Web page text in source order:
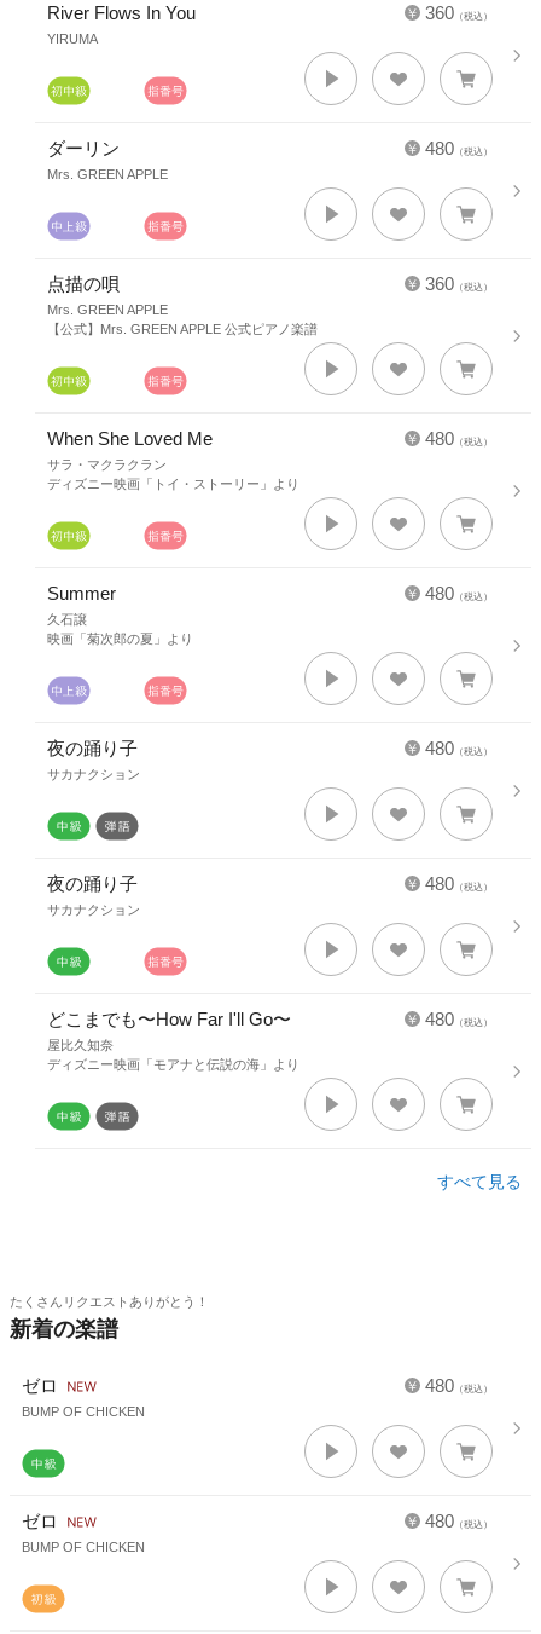
360 （税込）
River Flows In You
YIRUMA
480 （税込）
ダーリン
Mrs. GREEN APPLE
360 （税込）
点描の唄
Mrs. GREEN APPLE
【公式】Mrs. GREEN APPLE 公式ピアノ楽譜
480 （税込）
When She Loved Me
サラ・マクラクラン
ディズニー映画「トイ・ストーリー」より
480 （税込）
Summer
久石譲
映画「菊次郎の夏」より
480 （税込）
夜の踊り子
サカナクション
480 （税込）
夜の踊り子
サカナクション
480 （税込）
どこまでも〜How Far I'll Go〜
屋比久知奈
ディズニー映画「モアナと伝説の海」より
すべて見る
たくさんリクエストありがとう！
新着の楽譜
480 （税込）
ゼロ
BUMP OF CHICKEN
480 （税込）
ゼロ
BUMP OF CHICKEN